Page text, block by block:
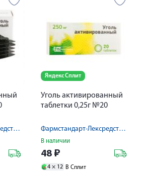
Фармстандарт-Лексредства ОАО
Яндекс Сплит
Уголь активированный
таблетки 0,25г №20
Фармстандарт-Лексредства ОАО
В наличии
48 ₽
4 × 12 В Сплит